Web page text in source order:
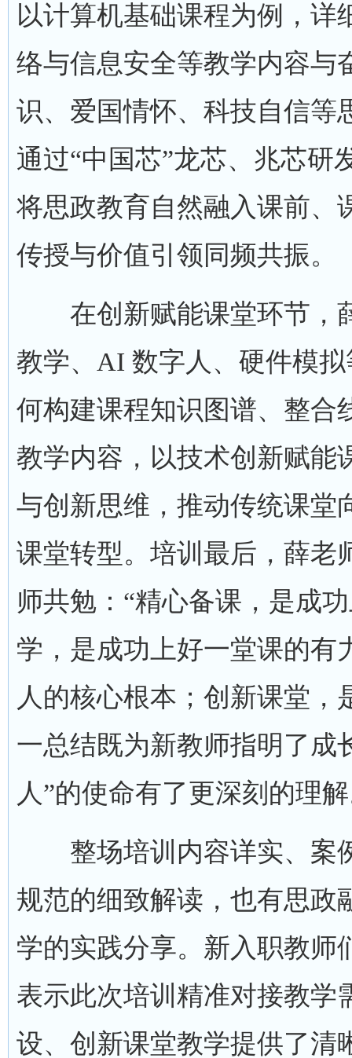
以计算机基础课程为例，详
络与信息安全等教学内容与
识、爱国情怀、科技自信等
通过“中国芯”龙芯、兆芯研
将思政教育自然融入课前、
传授与价值引领同频共振。
在创新赋能课堂环节，
教学、AI 数字人、硬件模
何构建课程知识图谱、整合
教学内容，以技术创新赋能
与创新思维，推动传统课堂
课堂转型。培训最后，薛老
师共勉：“精心备课，是成
学，是成功上好一堂课的有
人的核心根本；创新课堂，
一总结既为新教师指明了成
人”的使命有了更深刻的理
整场培训内容详实、案
规范的细致解读，也有思政
学的实践分享。新入职教师
表示此次培训精准对接教学
设、创新课堂教学提供了清